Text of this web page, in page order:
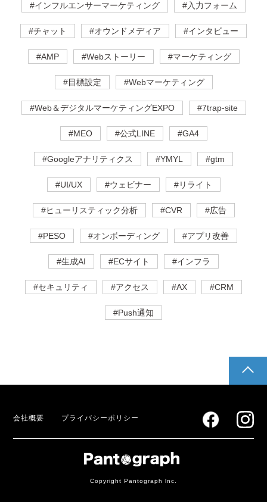
#インフルエンサーマーケティング #入力フォーム
#チャット #オウンドメディア #インタビュー
#AMP #Webストーリー #マーケティング
#目標設定 #Webマーケティング
#Web＆デジタルマーケティングEXPO #7trap-site
#MEO #公式LINE #GA4
#Googleアナリティクス #YMYL #gtm
#UI/UX #ウェビナー #リライト
#ヒューリスティック分析 #CVR #広告
#PESO #オンボーディング #アプリ改善
#生成AI #ECサイト #インフラ
#セキュリティ #アクセス #AX #CRM
#Push通知
会社概要 プライバシーポリシー
Copyright Pantograph lnc.